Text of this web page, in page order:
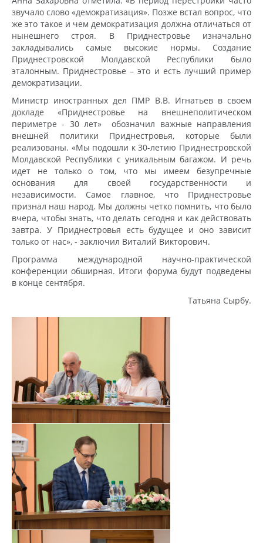
звучало слово «демократизация». Позже встал вопрос, что
же это такое и чем демократизация должна отличаться от
нынешнего строя. В Приднестровье изначально
закладывались самые высокие нормы. Создание
Приднестровской Молдавской Республики было
эталонным. Приднестровье – это и есть лучший пример
демократизации.
Министр иностранных дел ПМР В.В. Игнатьев в своем
докладе «Приднестровье на внешнеполитическом
периметре - 30 лет» обозначил важные направления
внешней политики Приднестровья, которые были
реализованы. «Мы подошли к 30-летию Приднестровской
Молдавской Республики с уникальным багажом. И речь
идет не только о том, что мы имеем безупречные
основания для своей государственности и
независимости. Самое главное, что Приднестровье
признал наш народ. Мы должны четко помнить, что было
вчера, чтобы знать, что делать сегодня и как действовать
завтра. У Приднестровья есть будущее и оно зависит
только от нас», - заключил Виталий Викторович.
Программа международной научно-практической
конференции обширная. Итоги форума будут подведены
в конце сентября.
Татьяна Сырбу.